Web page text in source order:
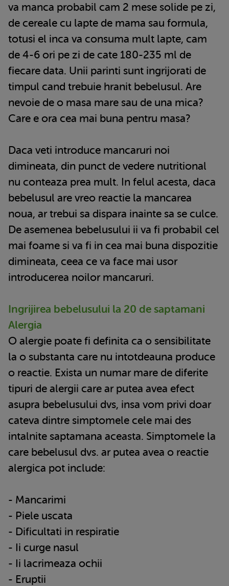
va manca probabil cam 2 mese solide pe zi,
de cereale cu lapte de mama sau formula,
totusi el inca va consuma mult lapte, cam
de 4-6 ori pe zi de cate 180-235 ml de
fiecare data. Unii parinti sunt ingrijorati de
timpul cand trebuie hranit bebelusul. Are
nevoie de o masa mare sau de una mica?
Care e ora cea mai buna pentru masa?
Daca veti introduce mancaruri noi
dimineata, din punct de vedere nutritional
nu conteaza prea mult. In felul acesta, daca
bebelusul are vreo reactie la mancarea
noua, ar trebui sa dispara inainte sa se culce.
De asemenea bebelusului ii va fi probabil cel
mai foame si va fi in cea mai buna dispozitie
dimineata, ceea ce va face mai usor
introducerea noilor mancaruri.
Ingrijirea bebelusului la 20 de saptamani
Alergia
O alergie poate fi definita ca o sensibilitate
la o substanta care nu intotdeauna produce
o reactie. Exista un numar mare de diferite
tipuri de alergii care ar putea avea efect
asupra bebelusului dvs, insa vom privi doar
cateva dintre simptomele cele mai des
intalnite saptamana aceasta. Simptomele la
care bebelusul dvs. ar putea avea o reactie
alergica pot include:
- Mancarimi
- Piele uscata
- Dificultati in respiratie
- Ii curge nasul
- Ii lacrimeaza ochii
- Eruptii